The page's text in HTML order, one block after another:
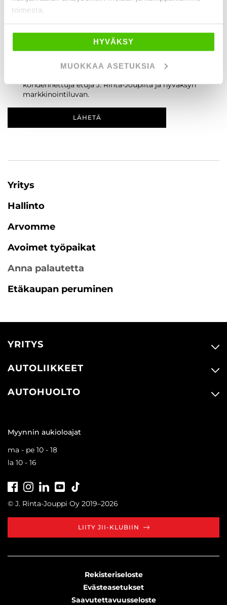
toimesta.
HYVÄKSY
MUOKKAA ASETUKSIA
Lisätietoja rekisteristä ja tietojen käytöstä saat
Olen tutustunut tietosuojaselosteeseen ja hyväksyn,
kohdennettuja etuja J. Rinta-Joupilta ja hyväksyn
markkinointiluvan.
LÄHETÄ
Yritys
Hallinto
Arvomme
Avoimet työpaikat
Anna palautetta
Etäkaupan peruminen
YRITYS
AUTOLIIKKEET
AUTOHUOLTO
Myynnin aukioloajat
ma - pe 10 - 18
la 10 - 16
FacebookInstagramLinkedInYoutube
© J. Rinta-Jouppi Oy 2019–2026
LIITY JII-KLUBIIN
Rekisteriseloste
Evästeasetukset
Saavutettavuusseloste